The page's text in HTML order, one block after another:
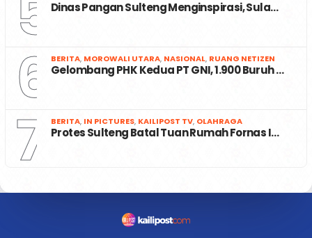
5 Dinas Pangan Sulteng Menginspirasi, Sula…
6 BERITA, MOROWALI UTARA, NASIONAL, RUANG NETIZEN
Gelombang PHK Kedua PT GNI, 1.900 Buruh …
7 BERITA, IN PICTURES, KAILIPOST TV, OLAHRAGA
Protes Sulteng Batal Tuan Rumah Fornas I…